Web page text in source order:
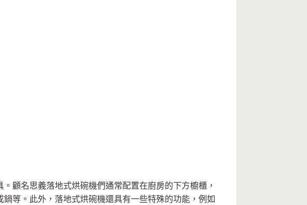
顧名思義落地式烘碗機們通常配置在廚房的下方櫥櫃，
等。此外，落地式烘碗機還具有一些特殊的功能，例如